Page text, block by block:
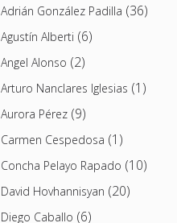
Adrián González Padilla (36)
Agustín Alberti (6)
Angel Alonso (2)
Arturo Nanclares Iglesias (1)
Aurora Pérez(9)
Carmen Cespedosa (1)
Concha Pelayo Rapado (10)
David Hovhannisyan (20)
Diego Caballo (6)